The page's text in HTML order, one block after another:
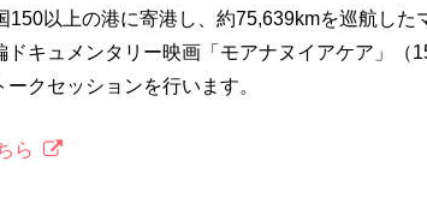
150以上の港に寄港し、約75,639kmを巡航した
ドキュメンタリー映画「モアナヌイアケア」（
クセッションを行います。
ら